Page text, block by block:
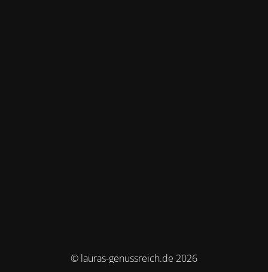
© lauras-genussreich.de 2026